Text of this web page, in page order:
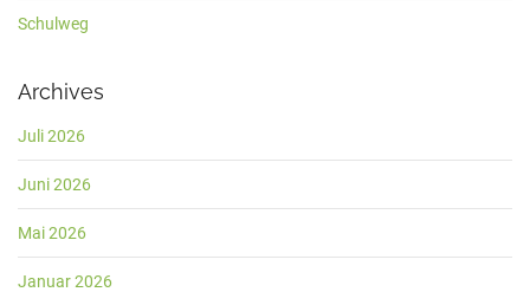
Schulweg
Archives
Juli 2026
Juni 2026
Mai 2026
Januar 2026